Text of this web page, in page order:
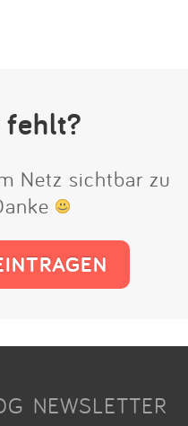
fehlt?
Netz sichtbar zu
NEWSLETTER